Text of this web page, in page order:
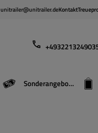
unitrailer@unitrailer.deKontakt
Sonderangebote